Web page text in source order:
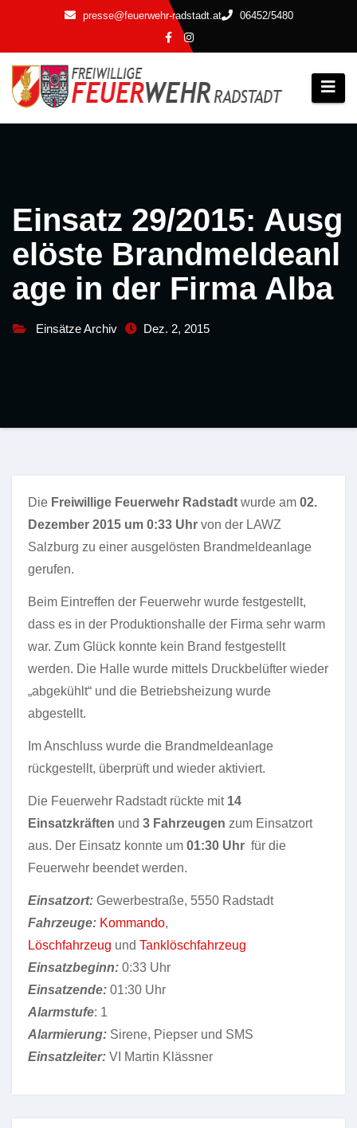
springen
presse@feuerwehr-radstadt.at 06452/5480
Einsatz 29/2015: Ausg
elöste Brandmeldeanl
age in der Firma Alba
Einsätze Archiv Dez. 2, 2015
Die Freiwillige Feuerwehr Radstadt wurde am 02.
Dezember 2015 um 0:33 Uhr von der LAWZ
Salzburg zu einer ausgelösten Brandmeldeanlage
gerufen.
Beim Eintreffen der Feuerwehr wurde festgestellt,
dass es in der Produktionshalle der Firma sehr warm
war. Zum Glück konnte kein Brand festgestellt
werden. Die Halle wurde mittels Druckbelüfter wieder
„abgekühlt“ und die Betriebsheizung wurde
abgestellt.
Im Anschluss wurde die Brandmeldeanlage
rückgestellt, überprüft und wieder aktiviert.
Die Feuerwehr Radstadt rückte mit 14
Einsatzkräften und 3 Fahrzeugen zum Einsatzort
aus. Der Einsatz konnte um 01:30 Uhr für die
Feuerwehr beendet werden.
Einsatzort: Gewerbestraße, 5550 Radstadt
Fahrzeuge: Kommando,
Löschfahrzeug und Tanklöschfahrzeug
Einsatzbeginn: 0:33 Uhr
Einsatzende: 01:30 Uhr
Alarmstufe: 1
Alarmierung: Sirene, Piepser und SMS
Einsatzleiter: VI Martin Klässner